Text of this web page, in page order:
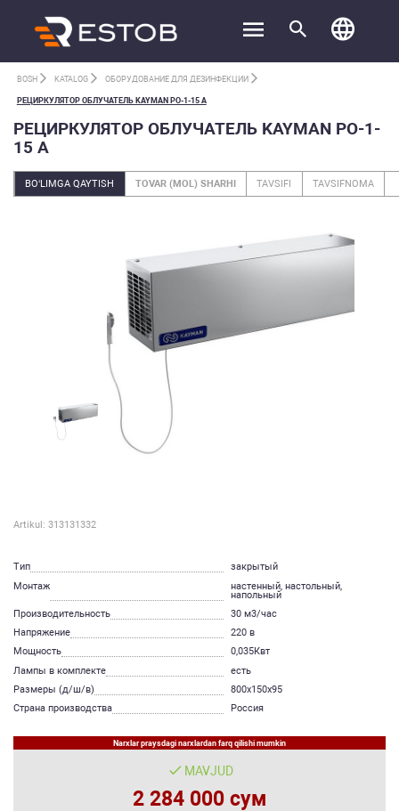
BOSH KATALOG ОБОРУДОВАНИЕ ДЛЯ ДЕЗИНФЕКЦИИ
РЕЦИРКУЛЯТОР ОБЛУЧАТЕЛЬ KAYMAN РО-1-15 А
РЕЦИРКУЛЯТОР ОБЛУЧАТЕЛЬ KAYMAN РО-1-
15 А
BO‘LIMGA QAYTISH TOVAR (MOL) SHARHI TAVSIFI TAVSIFNOMA
Artikul: 313131332
Тип
закрытый
Монтаж
настенный, настольный,
напольный
Производительность
30 м​3/час
Напряжение
220 в
Мощность
0,035Квт
Лампы в комплекте
есть
Размеры (д/ш/в)
800х150х95
Страна производства
Россия
Narxlar praysdagi narxlardan farq qilishi mumkin
MAVJUD
2 284 000 сум